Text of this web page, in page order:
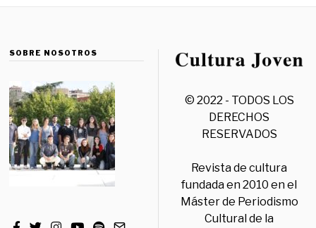
SOBRE NOSOTROS
© 2022 - TODOS LOS
DERECHOS
RESERVADOS
Revista de cultura
fundada en 2010 en el
Máster de Periodismo
Cultural de la